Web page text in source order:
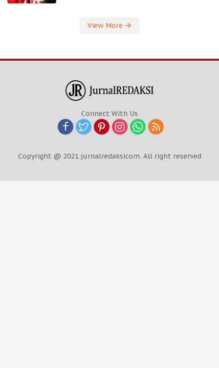
View More
Connect With Us
Copyright @ 2021 jurnalredaksicom. All right reserved